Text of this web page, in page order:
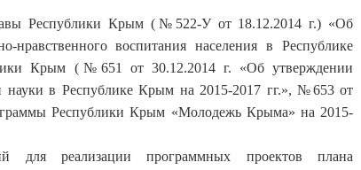
Республики Крым (№522-У от 18.12.2014 г.) «Об
нравственного воспитания населения в Республике
Крым (№651 от 30.12.2014 г. «Об утверждении
науки в Республике Крым на 2015-2017 гг.», №653 от
Республики Крым «Молодежь Крыма» на 2015-
для реализации программных проектов плана